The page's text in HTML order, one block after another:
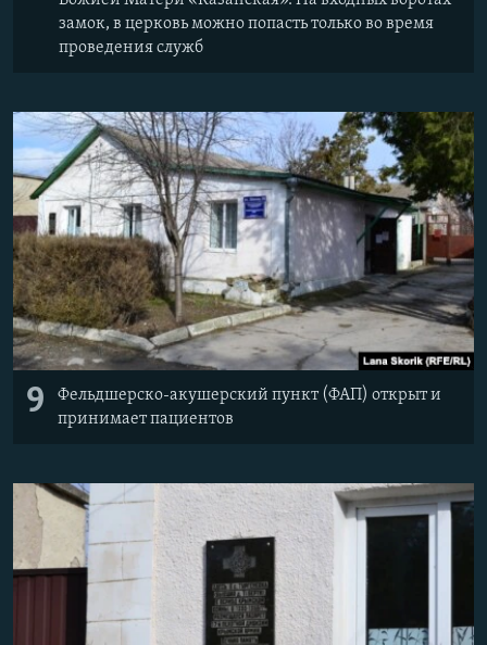
замок, в церковь можно попасть только во время
проведения служб
9
Фельдшерско-акушерский пункт (ФАП) открыт и
принимает пациентов